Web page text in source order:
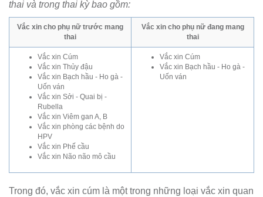
thai và trong thai kỳ bao gồm:
Vắc xin cho phụ nữ trước mang
thai
Vắc xin cho phụ nữ đang mang
thai
Vắc xin Cúm
Vắc xin Thủy đậu
Vắc xin Bạch hầu - Ho gà -
Uốn ván
Vắc xin Sởi - Quai bị -
Rubella
Vắc xin Viêm gan A, B
Vắc xin phòng các bệnh do
HPV
Vắc xin Phế cầu
Vắc xin Não não mô cầu
Vắc xin Cúm
Vắc xin Bạch hầu - Ho gà -
Uốn ván
Trong đó, vắc xin cúm là một trong những loại vắc xin quan